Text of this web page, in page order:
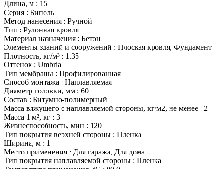
Длина, м : 15
Серия : Биполь
Метод нанесения : Ручной
Тип : Рулонная кровля
Материал назначения : Бетон
Элементы зданий и сооружений : Плоская кровля, Фундамент
Плотность, кг/м³ : 1.35
Оттенок : Umbria
Тип мембраны : Профилированная
Способ монтажа : Наплавляемая
Диаметр головки, мм : 60
Состав : Битумно-полимерный
Масса вяжущего с наплавляемой стороны, кг/м2, не менее : 2
Масса 1 м², кг : 3
Жизнеспособность, мин : 120
Тип покрытия верхней стороны : Пленка
Ширина, м : 1
Место применения : Для гаража, Для дома
Тип покрытия наплавляемой стороны : Пленка